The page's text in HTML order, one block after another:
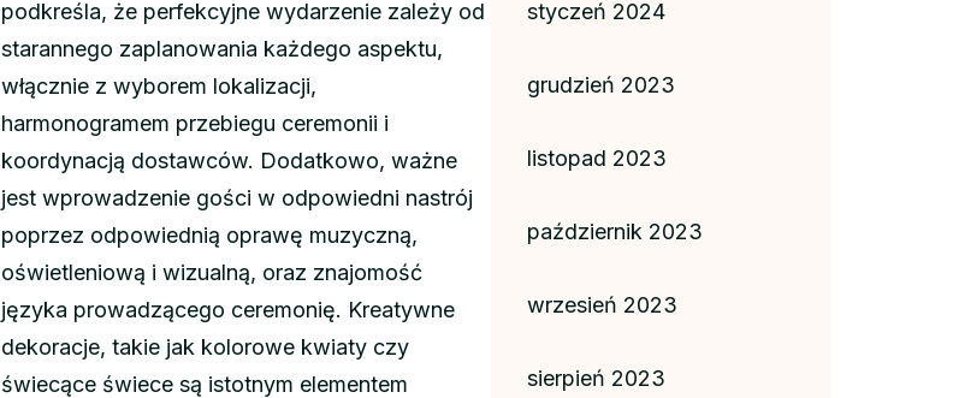
podkreśla, że perfekcyjne wydarzenie zależy od
starannego zaplanowania każdego aspektu,
włącznie z wyborem lokalizacji,
harmonogramem przebiegu ceremonii i
koordynacją dostawców. Dodatkowo, ważne
jest wprowadzenie gości w odpowiedni nastrój
poprzez odpowiednią oprawę muzyczną,
oświetleniową i wizualną, oraz znajomość
języka prowadzącego ceremonię. Kreatywne
dekoracje, takie jak kolorowe kwiaty czy
świecące świece są istotnym elementem
styczeń 2024
grudzień 2023
listopad 2023
październik 2023
wrzesień 2023
sierpień 2023